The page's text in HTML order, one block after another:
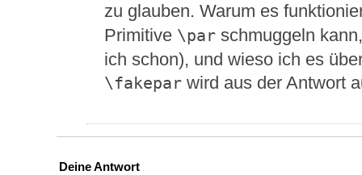
zu glauben. Warum es
Primitive \par schmuggeln
ich schon), und wieso ich es
\fakepar wird aus der Antwort
Deine Antwort